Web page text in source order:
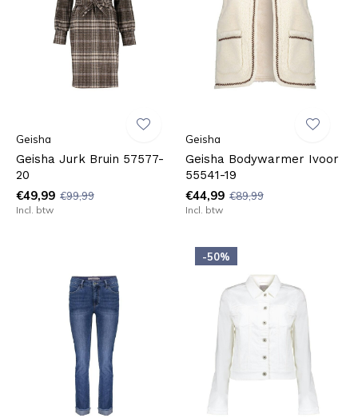
Geisha
Geisha Jurk Bruin 57577-
20
€49,99 €99,99
Incl. btw
Geisha
Geisha Bodywarmer Ivoor
55541-19
€44,99 €89,99
Incl. btw
-50%